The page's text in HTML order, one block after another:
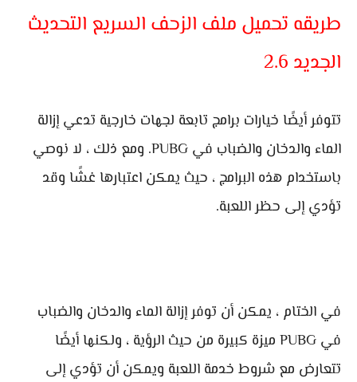
طريقه تحميل ملف الزحف السريع التحديث
الجديد 2.6
تتوفر أيضًا خيارات برامج تابعة لجهات خارجية تدعي إزالة
الماء والدخان والضباب في PUBG. ومع ذلك ، لا نوصي
باستخدام هذه البرامج ، حيث يمكن اعتبارها غشًا وقد
تؤدي إلى حظر اللعبة.
في الختام ، يمكن أن توفر إزالة الماء والدخان والضباب
في PUBG ميزة كبيرة من حيث الرؤية ، ولكنها أيضًا
تتعارض مع شروط خدمة اللعبة ويمكن أن تؤدي إلى